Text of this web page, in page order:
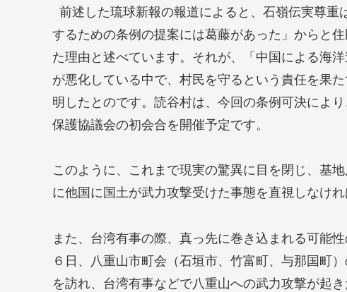
前述した琉球新報の報道によると、石嶺伝実尊
するための条例の提案には葛藤があった」からと
た理由と述べています。それが、「中国による海
が悪化している中で、村民を守るという責任を果
明したとのです。読谷村は、今回の条例可決によ
保護協議会の初会合を開催予定です。
このように、これまで現実の驚異に目を閉じ、基
に他国に国土が武力攻撃受けた事態を直視しなけ
また、台湾有事の際、真っ先に巻き込まれる可能
６日、八重山市町会（石垣市、竹富町、与那国町
を訪れ、台湾有事などで八重山への武力攻撃が起